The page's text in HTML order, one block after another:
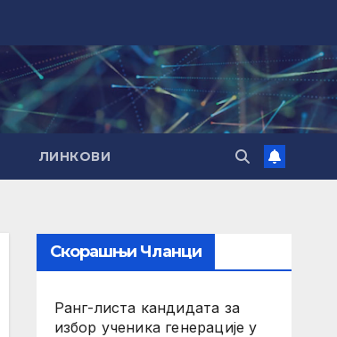
ЛИНКОВИ
Скорашњи Чланци
Ранг-листа кандидата за
избор ученика генерације у